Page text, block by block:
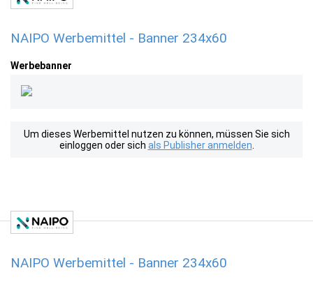
NAIPO Werbemittel - Banner 234x60
Werbebanner
Um dieses Werbemittel nutzen zu können, müssen Sie sich
einloggen oder sich als Publisher anmelden
NAIPO Werbemittel - Banner 234x60